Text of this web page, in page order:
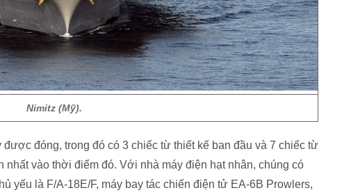
Nimitz (Mỹ).
đóng, trong đó có 3 chiếc từ thiết kế ban đầu và 7 chiếc từ
vào thời điểm đó. Với nhà máy điện hạt nhân, chúng có
yếu là F/A-18E/F, máy bay tác chiến điện tử EA-6B Prowlers,